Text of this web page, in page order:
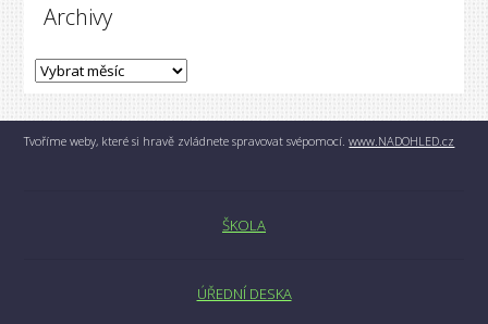
Archivy
Tvoříme weby, které si hravě zvládnete spravovat svépomocí.www.NADOHLED.cz
ŠKOLA
ÚŘEDNÍ DESKA